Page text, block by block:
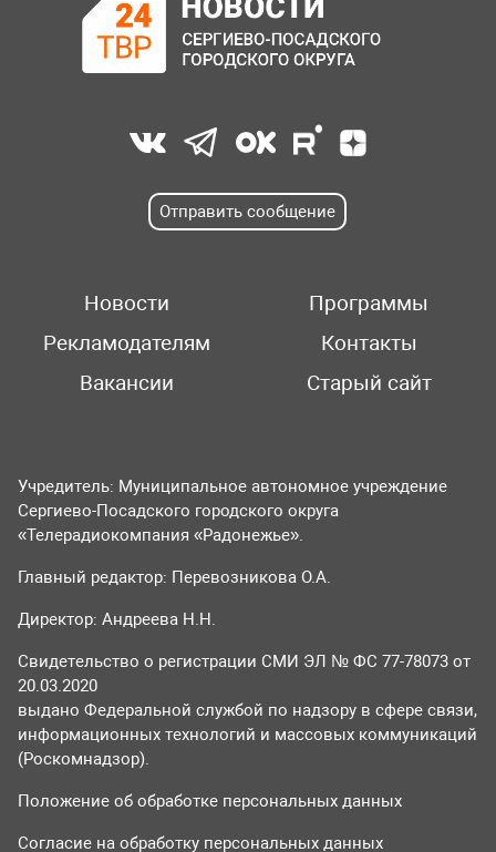
Отправить сообщение
Новости
Программы
Рекламодателям
Контакты
Вакансии
Старый сайт
Учредитель: Муниципальное автономное учреждение
Сергиево-Посадского городского округа
«Телерадиокомпания «Радонежье».
Главный редактор: Перевозникова О.А.
Директор: Андреева Н.Н.
Свидетельство о регистрации СМИ ЭЛ № ФС 77-78073 от
20.03.2020
выдано Федеральной службой по надзору в сфере связи,
информационных технологий и массовых коммуникаций
(Роскомнадзор).
Положение об обработке персональных данных
Согласие на обработку персональных данных